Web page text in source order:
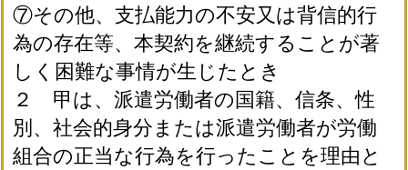
⑦その他、支払能力の不安又は背信的行
為の存在等、本契約を継続することが著
しく困難な事情が生じたとき
２ 甲は、派遣労働者の国籍、信条、性
別、社会的身分または派遣労働者が労働
組合の正当な行為を行ったことを理由と